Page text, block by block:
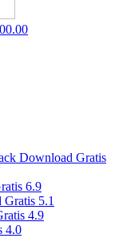
Download Gratis
6.9
5.1
4.9
4.0